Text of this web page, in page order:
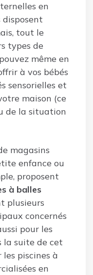
en
disposent
tout le
types de
même en
à vos bébés
sensorielles et
maison (ce
de la situation
magasins
enfance ou
proposent
à balles
plusieurs
concernés
pour les
la suite de cet
piscines à
en